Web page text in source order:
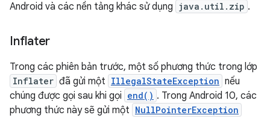
Android và các nền tảng khác sử dụng java.util.zip .
Inflater
Trong các phiên bản trước, một số phương thức trong lớp
Inflater đã gửi một IllegalStateException nếu
chúng được gọi sau khi gọi end() . Trong Android 10, các
phương thức này sẽ gửi một NullPointerException